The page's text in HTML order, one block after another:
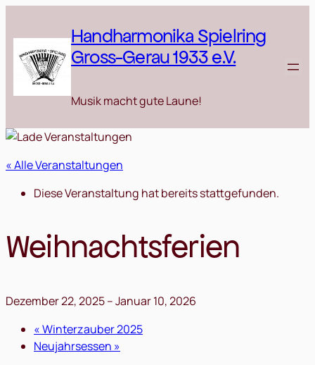
Handharmonika Spielring
Gross-Gerau 1933 e.V.
Musik macht gute Laune!
« Alle Veranstaltungen
Diese Veranstaltung hat bereits stattgefunden.
Weihnachtsferien
Dezember 22, 2025–Januar 10, 2026
«Winterzauber 2025
Neujahrsessen »